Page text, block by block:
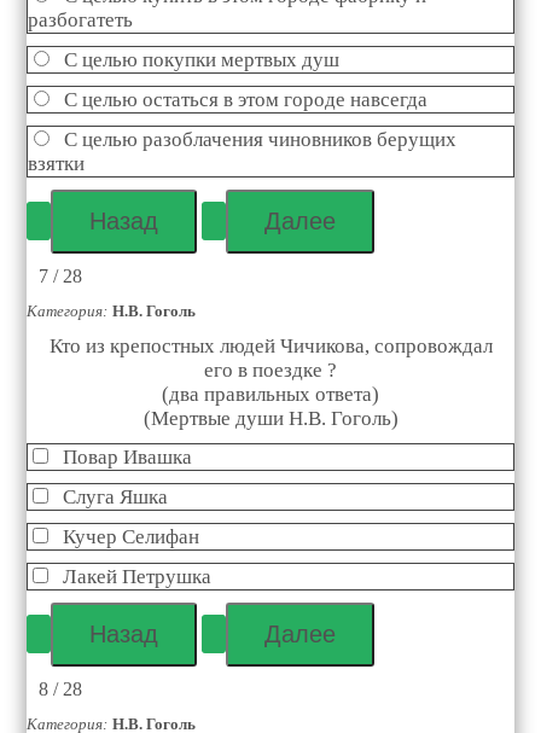
разбогатеть
С целью покупки мертвых душ
С целью остаться в этом городе навсегда
С целью разоблачения чиновников берущих
взятки
7 / 28
Категория: Н.В. Гоголь
Кто из крепостных людей Чичикова, сопровождал
его в поездке ?
(два правильных ответа)
(Мертвые души Н.В. Гоголь)
Повар Ивашка
Слуга Яшка
Кучер Селифан
Лакей Петрушка
8 / 28
Категория: Н.В. Гоголь